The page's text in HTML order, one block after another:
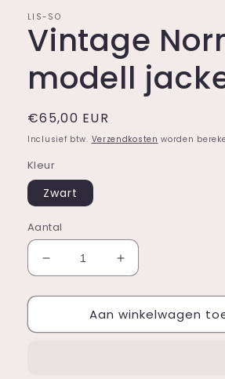
LIS-SO
Vintage
modell
Normale
prijs
€65,00 EUR
Inclusief btw. Verzendkosten worden
Kleur
Zwart
Aantal
Aantal
verlagen
voor
Vintage
Norma
Aantal
verhogen
voor
Vintage
Norma
Aan winkelwagen